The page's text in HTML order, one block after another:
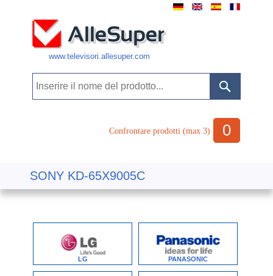
www.televisori.allesuper.com
Confrontare prodotti (max 3) 0
SONY KD-65X9005C
LG PANASONIC